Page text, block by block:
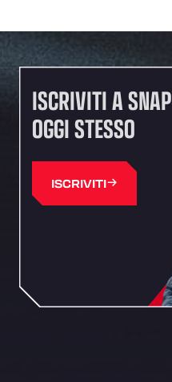
ISCRIVITI A SNAP
OGGI STESSO
ISCRIVITI